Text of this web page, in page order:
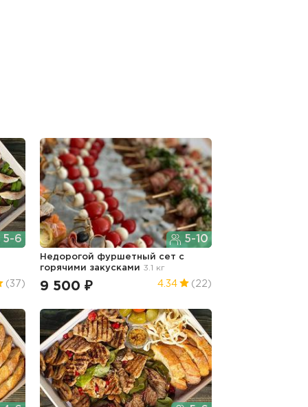
6
(37)
5-10
Недорогой фуршетный сет с
горячими закусками 3.1 кг
9 500 ₽ 4.34 (22)